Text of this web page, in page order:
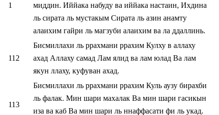
1
миддин. Иййака набуду ва иййака настаин, Ихдина
ль сирата ль мустакым Сирата ль азин анамту
алаихим гайри ль магзуби алаихим ва ла ддаллинь.
112
Бисмиллахи ль ррахмани ррахим Кулху в аллаху
ахад Аллаху самад Лам ялид ва лам юлад Ва лам
якун ллаху, куфуван ахад.
113
Бисмиллахи ль ррахмани ррахим Куль аузу бирахби
ль фалак. Мин шари махалак Ва мин шари гасикын
иза ва каб Ва мин шари ль ннаффасати фи ль укад.